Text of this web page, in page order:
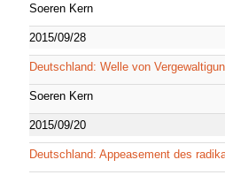
Soeren Kern
2015/09/28
Deutschland: Welle von
Soeren Kern
2015/09/20
Deutschland: Appeasement des